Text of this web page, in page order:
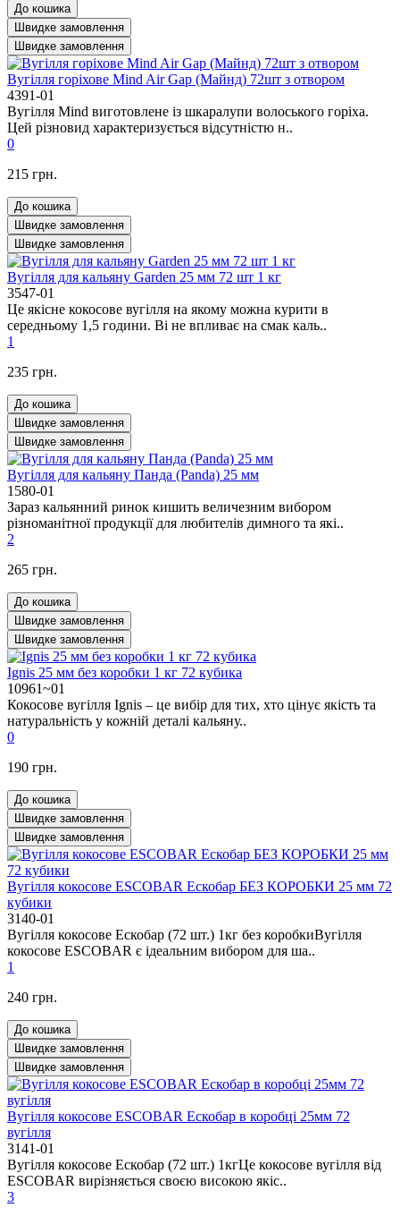
До кошика
Швидке замовлення
Швидке замовлення
Вугілля горіхове Mind Air Gap (Майнд) 72шт з отвором
4391-01
Вугілля Mind виготовлене із шкаралупи волоського горіха.
Цей різновид характеризується відсутністю н..
0
215 грн.
До кошика
Швидке замовлення
Швидке замовлення
Вугілля для кальяну Garden 25 мм 72 шт 1 кг
3547-01
Це якісне кокосове вугілля на якому можна курити в
середньому 1,5 години. Ві не впливає на смак каль..
1
235 грн.
До кошика
Швидке замовлення
Швидке замовлення
Вугілля для кальяну Панда (Panda) 25 мм
1580-01
Зараз кальянний ринок кишить величезним вибором
різноманітної продукції для любителів димного та які..
2
265 грн.
До кошика
Швидке замовлення
Швидке замовлення
Ignis 25 мм без коробки 1 кг 72 кубика
10961~01
Кокосове вугілля Ignis – це вибір для тих, хто цінує якість та
натуральність у кожній деталі кальяну..
0
190 грн.
До кошика
Швидке замовлення
Швидке замовлення
Вугілля кокосове ESCOBAR Ескобар БЕЗ КОРОБКИ 25 мм 72
кубики
3140-01
Вугілля кокосове Ескобар (72 шт.) 1кг без коробкиВугілля
кокосове ESCOBAR є ідеальним вибором для ша..
1
240 грн.
До кошика
Швидке замовлення
Швидке замовлення
Вугілля кокосове ESCOBAR Ескобар в коробці 25мм 72
вугілля
3141-01
Вугілля кокосове Ескобар (72 шт.) 1кгЦе кокосове вугілля від
ESCOBAR вирізняється своєю високою якіс..
3